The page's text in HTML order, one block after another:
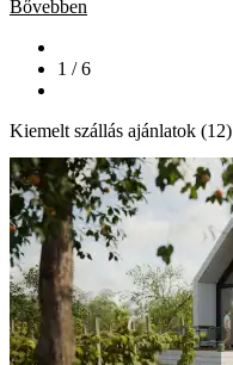
Bővebben
1 / 6
Kiemelt szállás ajánlatok (12)